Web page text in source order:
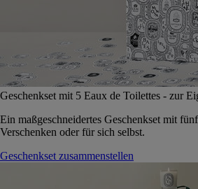
Geschenkset mit 5 Eaux de Toilettes - zur
Ein maßgeschneidertes Geschenkset mit
Verschenken oder für sich selbst.
Geschenkset zusammenstellen